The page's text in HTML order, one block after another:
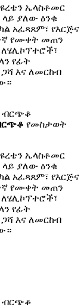
ኤላስቶመር
ላይ ያለው ዕንቁ
አፈጻጸም፣ የእርጅና
የሙቀት መጠን
የፊት
እና ለመርከብ
የመስታወት
ኤላስቶመር
ላይ ያለው ዕንቁ
አፈጻጸም፣ የእርጅና
የሙቀት መጠን
የፊት
እና ለመርከብ